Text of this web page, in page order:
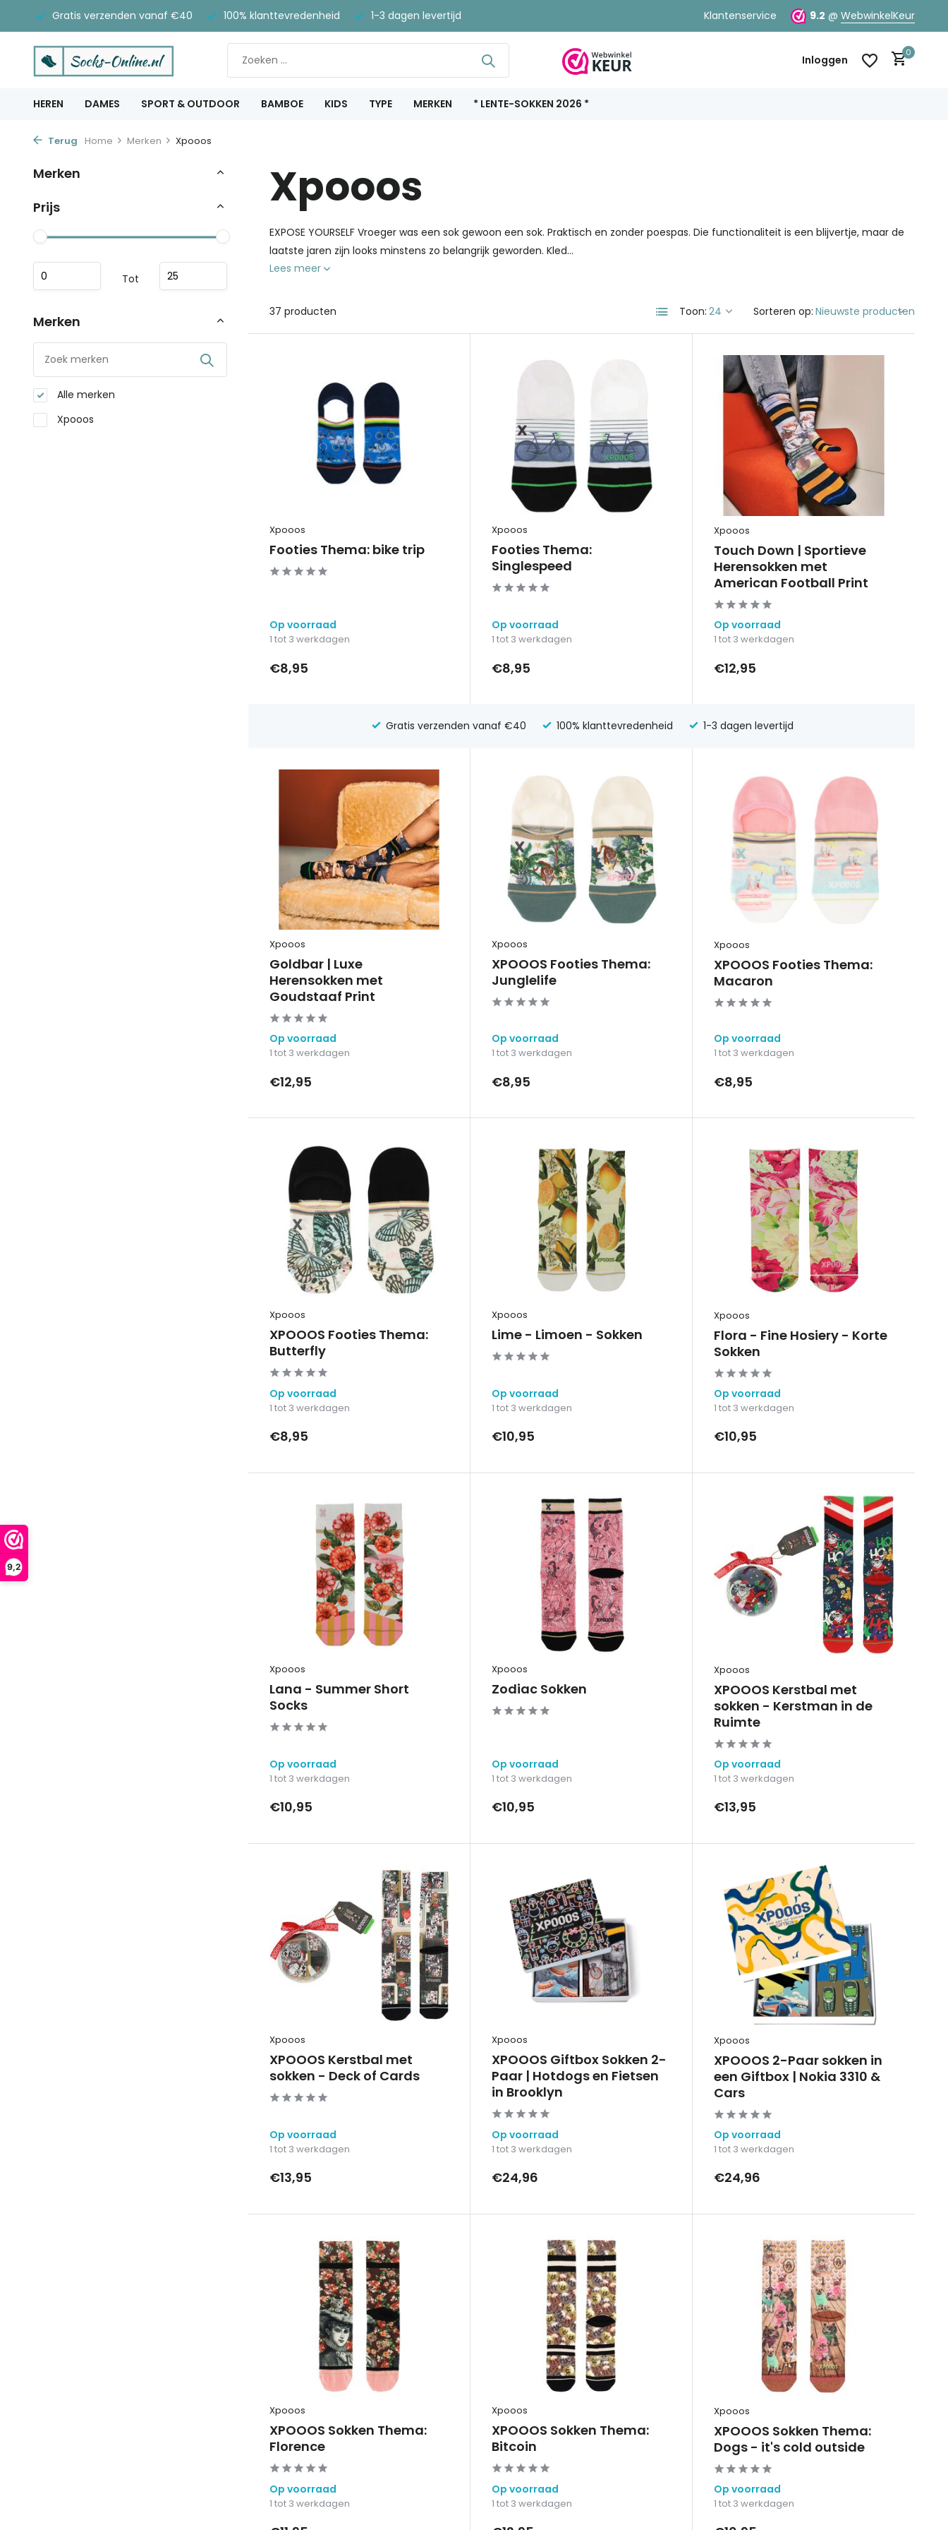
9,2
Gratis verzenden vanaf €40 100% klanttevredenheid 1-3 dagen levertijd Klantenservice 9.2 @ WebwinkelKeur
Inloggen
0
HEREN DAMES SPORT & OUTDOOR BAMBOE KIDS TYPE MERKEN * LENTE-SOKKEN 2026 *
Terug Home Merken Xpooos
Merken
Prijs
Tot
Merken
Alle merken
Xpooos
Xpooos
EXPOSE YOURSELF Vroeger was een sok gewoon een sok. Praktisch en zonder poespas. Die functionaliteit is een blijvertje, maar de
laatste jaren zijn looks minstens zo belangrijk geworden. Kled...
Lees meer
37 producten Toon: Sorteren op:
Xpooos
Footies Thema: bike trip
Op voorraad
1 tot 3 werkdagen
€8,95
Xpooos
Footies Thema:
Singlespeed
Op voorraad
1 tot 3 werkdagen
€8,95
Xpooos
Touch Down | Sportieve
Herensokken met
American Football Print
Op voorraad
1 tot 3 werkdagen
€12,95
Gratis verzenden vanaf €40 100% klanttevredenheid 1-3 dagen levertijd
Xpooos
Goldbar | Luxe
Herensokken met
Goudstaaf Print
Op voorraad
1 tot 3 werkdagen
€12,95
Xpooos
XPOOOS Footies Thema:
Junglelife
Op voorraad
1 tot 3 werkdagen
€8,95
Xpooos
XPOOOS Footies Thema:
Macaron
Op voorraad
1 tot 3 werkdagen
€8,95
Xpooos
XPOOOS Footies Thema:
Butterfly
Op voorraad
1 tot 3 werkdagen
€8,95
Xpooos
Lime - Limoen - Sokken
Op voorraad
1 tot 3 werkdagen
€10,95
Xpooos
Flora - Fine Hosiery - Korte
Sokken
Op voorraad
1 tot 3 werkdagen
€10,95
Xpooos
Lana - Summer Short
Socks
Op voorraad
1 tot 3 werkdagen
€10,95
Xpooos
Zodiac Sokken
Op voorraad
1 tot 3 werkdagen
€10,95
Xpooos
XPOOOS Kerstbal met
sokken - Kerstman in de
Ruimte
Op voorraad
1 tot 3 werkdagen
€13,95
Xpooos
XPOOOS Kerstbal met
sokken - Deck of Cards
Op voorraad
1 tot 3 werkdagen
€13,95
Xpooos
XPOOOS Giftbox Sokken 2-
Paar | Hotdogs en Fietsen
in Brooklyn
Op voorraad
1 tot 3 werkdagen
€24,96
Xpooos
XPOOOS 2-Paar sokken in
een Giftbox | Nokia 3310 &
Cars
Op voorraad
1 tot 3 werkdagen
€24,96
Xpooos
XPOOOS Sokken Thema:
Florence
Op voorraad
1 tot 3 werkdagen
Xpooos
XPOOOS Sokken Thema:
Bitcoin
Op voorraad
1 tot 3 werkdagen
Xpooos
XPOOOS Sokken Thema:
Dogs - it's cold outside
Op voorraad
1 tot 3 werkdagen